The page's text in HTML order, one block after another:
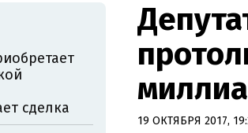
19 ОКТЯБРЯ 2017,
сделка